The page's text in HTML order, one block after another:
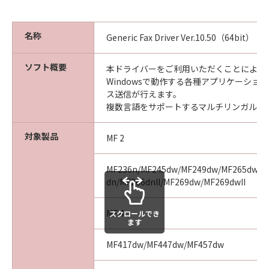
名称 Generic Fax Driver Ver.10.50（64bit）
ソフト概要
本ドライバーをご利用いただくことによ
Windowsで動作する各種アプリケーショ
ス送信が行えます。
複数言語をサポートするマルチリンガルド
対象製品 MF 2
MF236n/MF245dw/MF249dw/MF265dw/
dn/MF266dnII/MF269dw/MF269dwII
MF 4
MF417dw/MF447dw/MF457dw
スクロールでき
ます